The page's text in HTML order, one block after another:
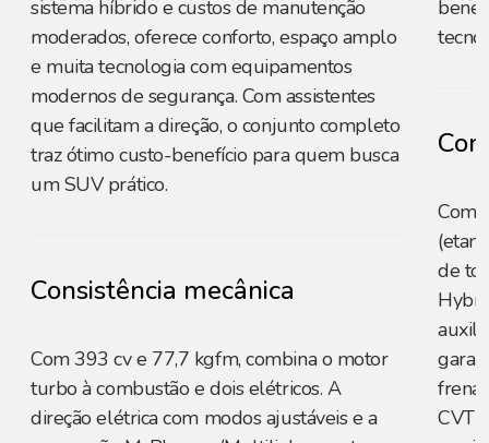
sistema híbrido e custos de manutenção
moderados, oferece conforto, espaço amplo
e muita tecnologia com equipamentos
modernos de segurança. Com assistentes
que facilitam a direção, o conjunto completo
traz ótimo custo-benefício para quem busca
um SUV prático.
Consistência mecânica
Com 393 cv e 77,7 kgfm, combina o motor
turbo à combustão e dois elétricos. A
direção elétrica com modos ajustáveis e a
de
CVT